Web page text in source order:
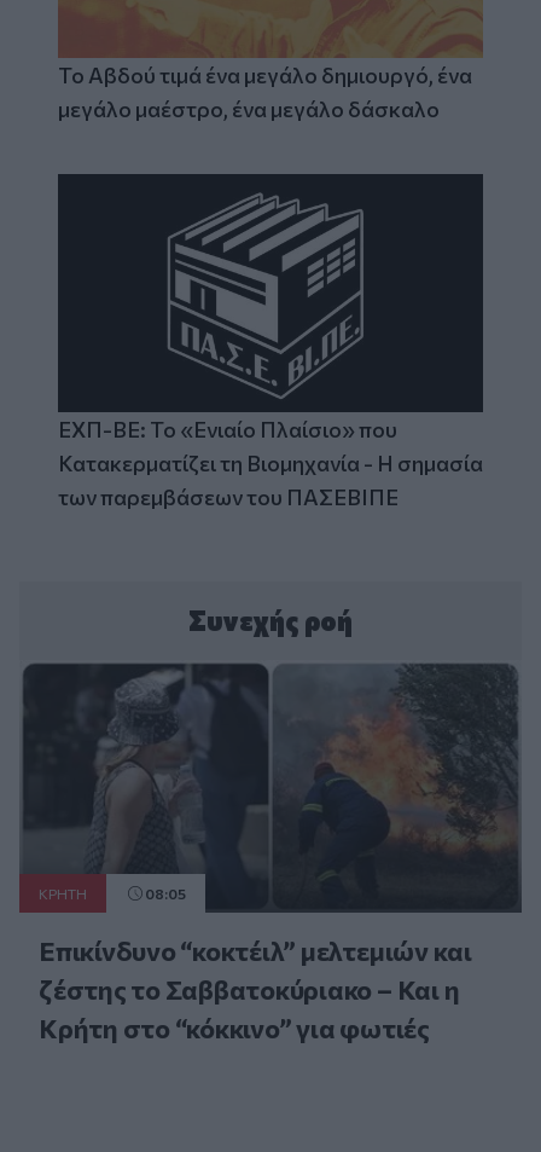
Το Αβδού τιμά ένα μεγάλο δημιουργό, ένα
μεγάλο μαέστρο, ένα μεγάλο δάσκαλο
ΕΧΠ-ΒΕ: Το «Ενιαίο Πλαίσιο» που
Κατακερματίζει τη Βιομηχανία - Η σημασία
των παρεμβάσεων του ΠΑΣΕΒΙΠΕ
Συνεχής ροή
ΚΡΗΤΗ 08:05
Επικίνδυνο “κοκτέιλ” μελτεμιών και
ζέστης το Σαββατοκύριακο – Και η
Κρήτη στο “κόκκινο” για φωτιές